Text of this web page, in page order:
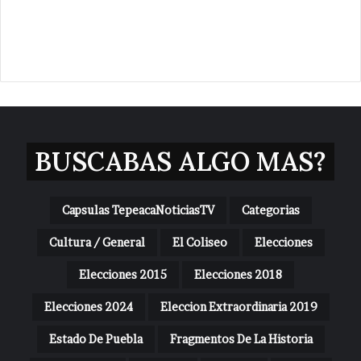
BUSCABAS ALGO MAS?
Capsulas TepeacaNoticiasTV Categorias
Cultura / General El Coliseo Elecciones
Elecciones 2015 Elecciones 2018
Elecciones 2024 Eleccion Extraordinaria 2019
Estado De Puebla Fragmentos De La Historia